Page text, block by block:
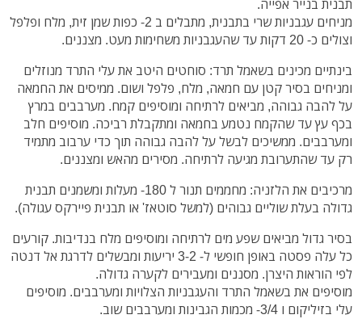
תבנית בנייר אפייה.
מניחים עגבניות שרי בתבנית, מתבלים ב 2- כפות שמן זית, מלח ופלפל
וצולים כ- 20 דקות עד שהעגבניות משחימות מעט. מצננים.
בינתיים מכינים בשאמל תרד: סוחטים היטב את עלי התרד מנוזלים
ומניחים בסיר קטן עם חמאה, מלח, פלפל ושום. ממיסים את החמאה
על להבה גבוהה, מביאים לרתיחה ומוסיפים קמח. מערבבים במרץ
בכף עץ עד שהקמח נטמע בחמאה ומתקבלת רביכה. מוסיפים חלב
ומערבבים. ממשיכים לבשל על להבה גבוהה תוך כדי ערבוב מתמיד
רק עד שהתערובת מגיעה לרתיחה. מסירים מהאש ומצננים.
מרכיבים את הלזניה: מחממים תנור ל 180- מעלות ומשמנים תבנית
גדולה בעלת שוליים גבוהים (למשל סוטאז' או תבנית פיירקס עגולה).
בסיר גדול מביאים שפע מים לרתיחה ומוסיפים מלח בנדיבות. קורעים
כל עלה פסטה באופן חופשי ל- 3-2 יריעות ומבשלים לדרגת אל דנטה
לפי הוראות היצרן. מסננים ומעבירים לקערה גדולה.
מוסיפים את בשאמל התרד והעגבניות הצלויות ומערבבים. מוסיפים
עלי בזיליקום ו 3/4- מכמות הגבינות ומערבבים שוב.